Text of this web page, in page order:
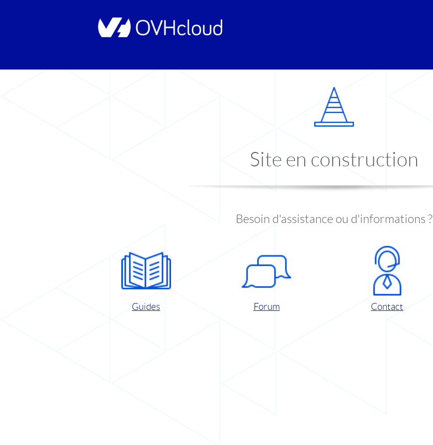
Site en construction
Besoin d'assistance ou d'informations ?
Guides Forum Contact